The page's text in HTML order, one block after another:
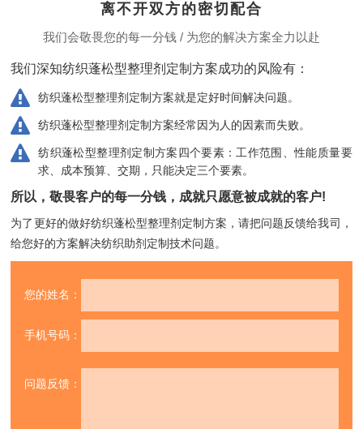
离不开双方的密切配合
我们会敬畏您的每一分钱 / 为您的解决方案全力以赴
我们深知纺织蓬松型整理剂定制方案成功的风险有：
纺织蓬松型整理剂定制方案就是定好时间解决问题。
纺织蓬松型整理剂定制方案经常因为人的因素而失败。
纺织蓬松型整理剂定制方案四个要素：工作范围、性能质量要
求、成本预算、交期，只能决定三个要素。
所以，敬畏客户的每一分钱，成就只愿意被成就的客户!
为了更好的做好纺织蓬松型整理剂定制方案，请把问题反馈给我司，
给您好的方案解决纺织助剂定制技术问题。
您的姓名：
手机号码：
问题反馈：